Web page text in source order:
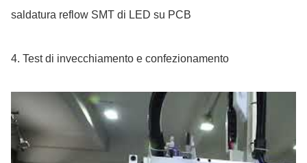
saldatura reflow SMT di LED su PCB
4. Test di invecchiamento e confezionamento